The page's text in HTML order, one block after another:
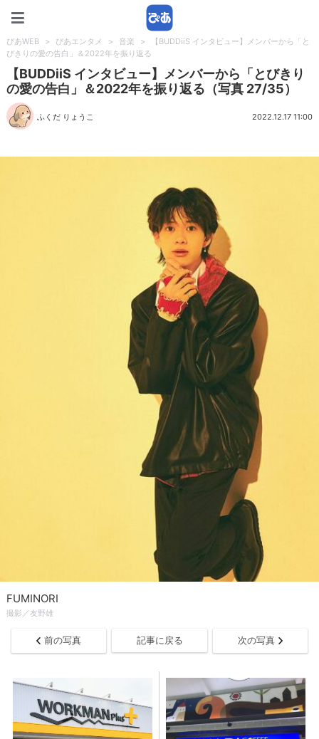
ぴあWEB > ぴあエンタメ > 音楽 >
【BUDDiiS インタビュー】メンバーから「と
びきりの愛の告白」＆2022年を振り返る
【BUDDiiS インタビュー】メンバーから「とびきり
の愛の告白」＆2022年を振り返る（写真 27/35）
ふくだ りょうこ 2022.12.17 11:00
FUMINORI
撮影／友野雄
前の写真 記事に戻る 次の写真